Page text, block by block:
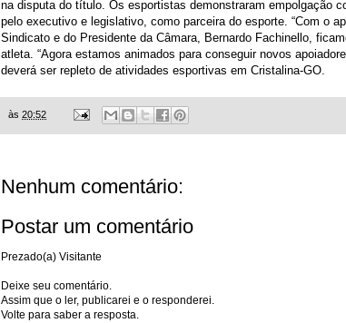
na disputa do título. Os esportistas demonstraram empolgação
pelo executivo e legislativo, como parceira do esporte. “Com o
Sindicato e do Presidente da Câmara, Bernardo Fachinello,
atleta. “Agora estamos animados para conseguir novos
deverá ser repleto de atividades esportivas em Cristalina-GO.
às 20:52
Nenhum comentário:
Postar um comentário
Prezado(a) Visitante
Deixe seu comentário.
Assim que o ler, publicarei e o responderei.
Volte para saber a resposta.